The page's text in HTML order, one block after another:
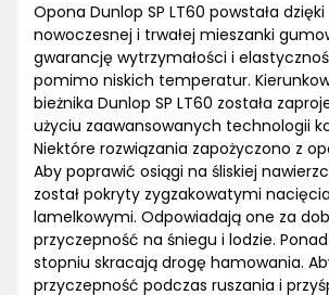
Opona Dunlop SP LT60 powstała
nowoczesnej i trwałej mieszanki
gwarancję wytrzymałości i
pomimo niskich temperatur.
bieżnika Dunlop SP LT60 została
użyciu zaawansowanych technologii
Niektóre rozwiązania zapożyczono z
Aby poprawić osiągi na śliskiej
został pokryty zygzakowatymi
lamelkowymi. Odpowiadają one za
przyczepność na śniegu i lodzie.
stopniu skracają drogę hamowania.
przyczepność podczas ruszania i